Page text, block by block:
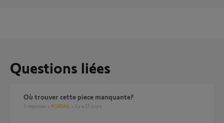
Questions liées
où trouver cette piece manquante?
3 réponses PORTAIL il y a 17 jours